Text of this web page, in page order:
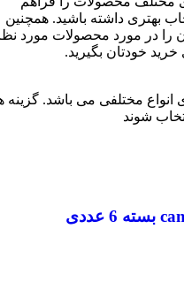
بهتری داشته باشید. همچنین
را در مورد محصولات مورد
خودتان بگیرید.
انواع مختلفی می باشد. گزینه
شوند